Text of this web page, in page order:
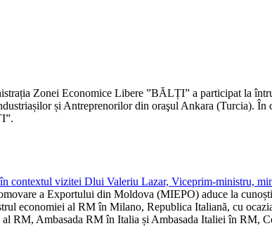
Zonei Economice Libere ”BĂLȚI” a participat la
și Antreprenorilor din oraşul Ankara (Turcia). În
vizitei Dlui Valeriu Lazar, Viceprim-ministru,
a Exportului din Moldova (MIEPO) aduce la
economiei al RM în Milano, Republica Italiană, cu
RM, Ambasada RM în Italia și Ambasada Italiei în RM,